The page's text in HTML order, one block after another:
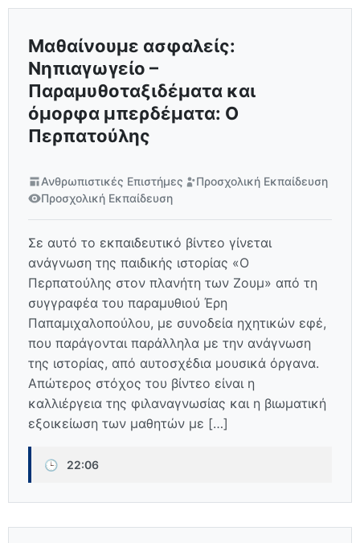
Μαθαίνουμε ασφαλείς:
Νηπιαγωγείο –
Παραμυθοταξιδέματα και
όμορφα μπερδέματα: Ο
Περπατούλης
Ανθρωπιστικές Επιστήμες
Προσχολική Εκπαίδευση
Προσχολική Εκπαίδευση
Σε αυτό το εκπαιδευτικό βίντεο γίνεται
ανάγνωση της παιδικής ιστορίας «Ο
Περπατούλης στον πλανήτη των Ζουμ» από τη
συγγραφέα του παραμυθιού Έρη
Παπαμιχαλοπούλου, με συνοδεία ηχητικών εφέ,
που παράγονται παράλληλα με την ανάγνωση
της ιστορίας, από αυτοσχέδια μουσικά όργανα.
Απώτερος στόχος του βίντεο είναι η
καλλιέργεια της φιλαναγνωσίας και η βιωματική
εξοικείωση των μαθητών με […]
🕒 22:06